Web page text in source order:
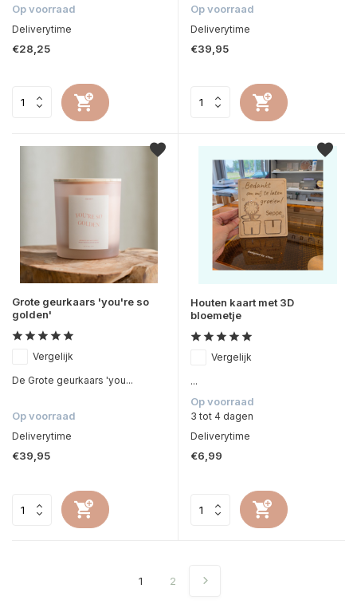
Op voorraad
Deliverytime
€28,25
Op voorraad
Deliverytime
€39,95
Grote geurkaars 'you're so
golden'
Vergelijk
De Grote geurkaars 'you...
Op voorraad
Deliverytime
€39,95
Houten kaart met 3D
bloemetje
Vergelijk
...
Op voorraad
3 tot 4 dagen
Deliverytime
€6,99
1 2